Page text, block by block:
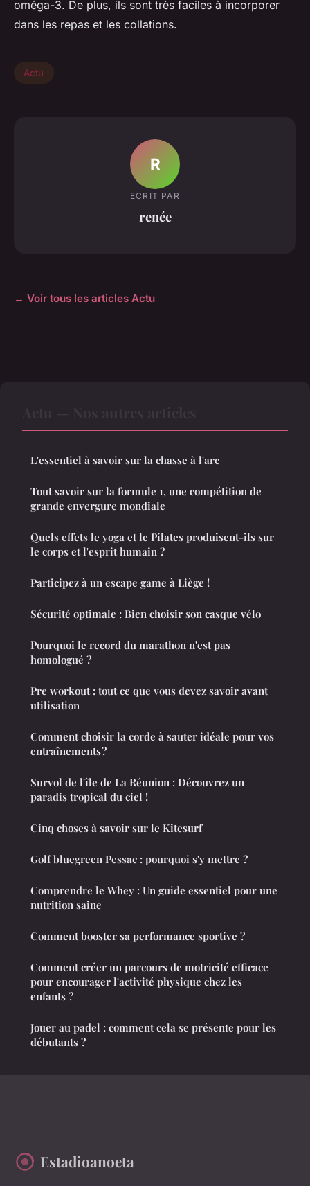
oméga-3. De plus, ils sont très faciles à incorporer
dans les repas et les collations.
Actu
R
ECRIT PAR
renée
← Voir tous les articles Actu
L'essentiel à savoir sur la chasse à l'arc
Tout savoir sur la formule 1, une compétition de
grande envergure mondiale
Quels effets le yoga et le Pilates produisent-ils sur
le corps et l'esprit humain ?
Participez à un escape game à Liège !
Sécurité optimale : Bien choisir son casque vélo
Pourquoi le record du marathon n'est pas
homologué ?
Pre workout : tout ce que vous devez savoir avant
utilisation
Comment choisir la corde à sauter idéale pour vos
entraînements ?
Survol de l'île de La Réunion : Découvrez un
paradis tropical du ciel !
Cinq choses à savoir sur le Kitesurf
Golf bluegreen Pessac : pourquoi s'y mettre ?
Comprendre le Whey : Un guide essentiel pour une
nutrition saine
Comment booster sa performance sportive ?
Comment créer un parcours de motricité efficace
pour encourager l'activité physique chez les
enfants ?
Jouer au padel : comment cela se présente pour les
débutants ?
Estadioanoeta